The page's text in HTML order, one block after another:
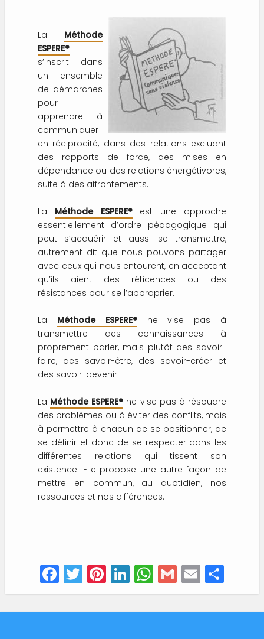
La Méthode
ESPERE®
s’inscrit dans
un ensemble
de démarches
pour
apprendre à
communiquer
en réciprocité, dans des relations excluant
des rapports de force, des mises en
dépendance ou des relations énergétivores,
suite à des affrontements.
La Méthode ESPERE®est une approche
essentiellement d’ordre pédagogique qui
peut s’acquérir et aussi se transmettre,
autrement dit que nous pouvons partager
avec ceux qui nous entourent, en acceptant
qu’ils aient des réticences ou des
résistances pour se l’approprier.
La Méthode ESPERE®ne vise pas à
transmettre des connaissances à
proprement parler, mais plutôt des savoir-
faire, des savoir-être, des savoir-créer et
des savoir-devenir.
La Méthode ESPERE® ne vise pas à résoudre
des problèmes ou à éviter des conflits, mais
à permettre à chacun de se positionner, de
se définir et donc de se respecter dans les
différentes relations qui tissent son
existence. Elle propose une autre façon de
mettre en commun, au quotidien, nos
ressources et nos différences.
F
a
c
T
w
it
Pi
nt
er
Li
n
k
W
h
a
G
m
ai
E
m
ai
h
a